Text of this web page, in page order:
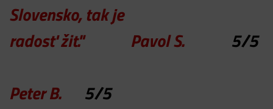
Slovensko, tak je
radosť žit."
5/5
Peter B.
5/5
Pavol S.